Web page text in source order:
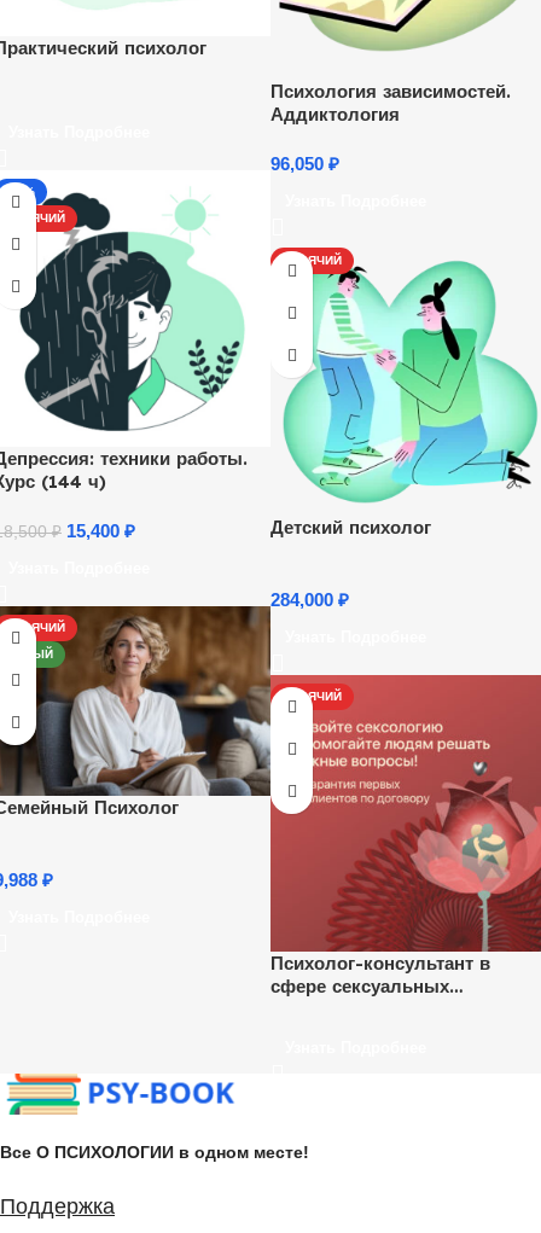
психолог
Психология зависимостей.
Аддиктология
96,050 ₽
-17%
ГОРЯЧИЙ
техники работы.
(144 ч)
₽ 15,400 ₽
ГОРЯЧИЙ
Детский психолог
284,000 ₽
ГОРЯЧИЙ
НОВЫЙ
Психолог
₽
ГОРЯЧИЙ
Психолог-консультант в
сфере сексуальных
Все О ПСИХОЛОГИИ в одном месте!
Поддержка